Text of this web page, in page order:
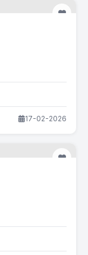
17-02-2026